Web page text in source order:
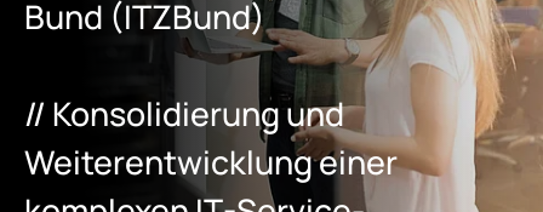
Bund (ITZBund)
// Konsolidierung und
Weiterentwicklung einer